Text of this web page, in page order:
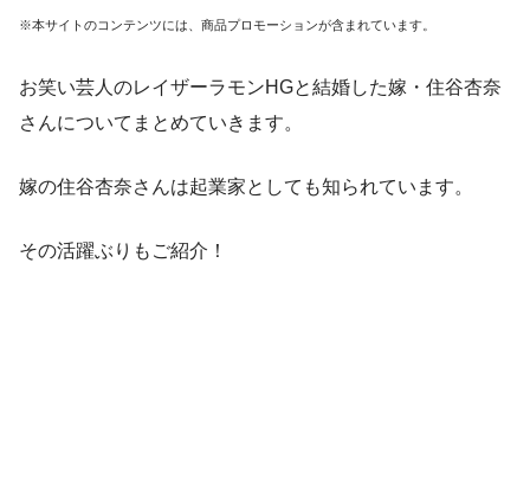
※本サイトのコンテンツには、商品プロモーションが含まれています。
お笑い芸人のレイザーラモンHGと結婚した嫁・住谷杏奈
さんについてまとめていきます。
嫁の住谷杏奈さんは起業家としても知られています。
その活躍ぶりもご紹介！